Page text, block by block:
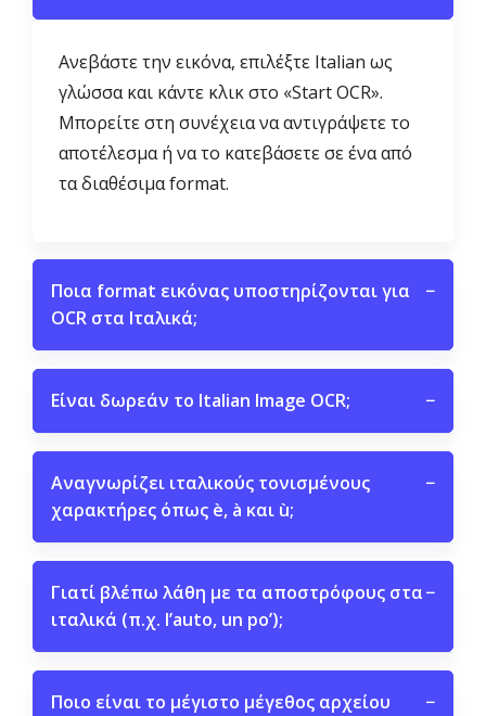
Ανεβάστε την εικόνα, επιλέξτε Italian ως
γλώσσα και κάντε κλικ στο «Start OCR».
Μπορείτε στη συνέχεια να αντιγράψετε το
αποτέλεσμα ή να το κατεβάσετε σε ένα από
τα διαθέσιμα format.
Ποια format εικόνας υποστηρίζονται για
OCR στα Ιταλικά;
−
Είναι δωρεάν το Italian Image OCR; −
Αναγνωρίζει ιταλικούς τονισμένους
χαρακτήρες όπως è, à και ù;
−
Γιατί βλέπω λάθη με τα αποστρόφους στα
ιταλικά (π.χ. l’auto, un po’);
−
Ποιο είναι το μέγιστο μέγεθος αρχείου −